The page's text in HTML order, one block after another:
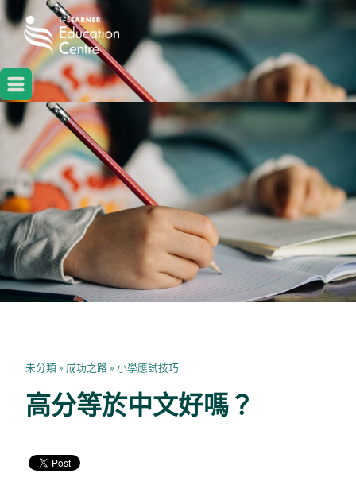
未分類» 成功之路» 小學應試技巧
高分等於中文好嗎？